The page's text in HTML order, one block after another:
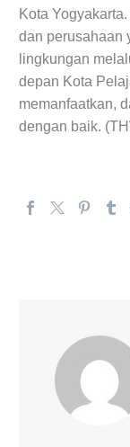
Kota
dan perusahaan
lingkungan
depan Kota
memanfaatkan,
dengan baik.